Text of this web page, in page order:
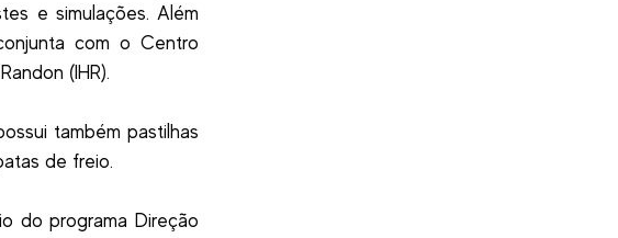
e simulações. Além
com o Centro
(IHR).
também pastilhas
de freio.
do programa Direção